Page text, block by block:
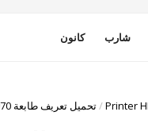
شارب كانون
Printer
/تحميل تعريف طابعة HP Officejet Pro 6970